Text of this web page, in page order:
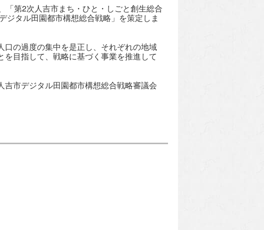
第2次人吉市まち・ひと・しごと創生総合
タル田園都市構想総合戦略」を策定しま
の過度の集中を是正し、それぞれの地域
目指して、戦略に基づく事業を推進して
市デジタル田園都市構想総合戦略審議会